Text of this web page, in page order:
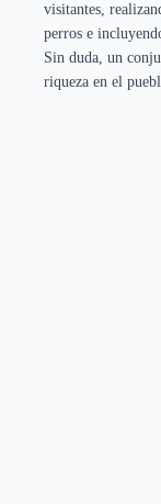
visitantes,
perros e
Sin duda, un
riqueza en el